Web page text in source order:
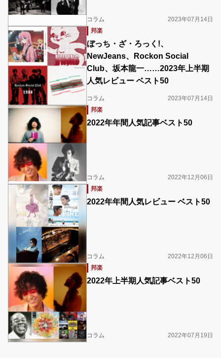
コラム
2023年07月14日
邦楽
ぼっち・ざ・ろっく!、
NewJeans、Rockon Social
Club、坂本龍一……2023年上半期
人気レビュー ベスト50
コラム
2023年07月14日
邦楽
2022年年間人気記事ベスト50
コラム
2022年12月06日
邦楽
2022年年間人気レビュー ベスト50
コラム
2022年12月06日
邦楽
2022年上半期人気記事ベスト50
コラム 2022年07月19日